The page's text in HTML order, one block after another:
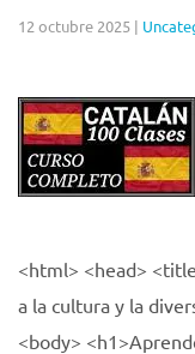
12 octubre 2025 |
<html> <head>
a la cultura y la
<body>